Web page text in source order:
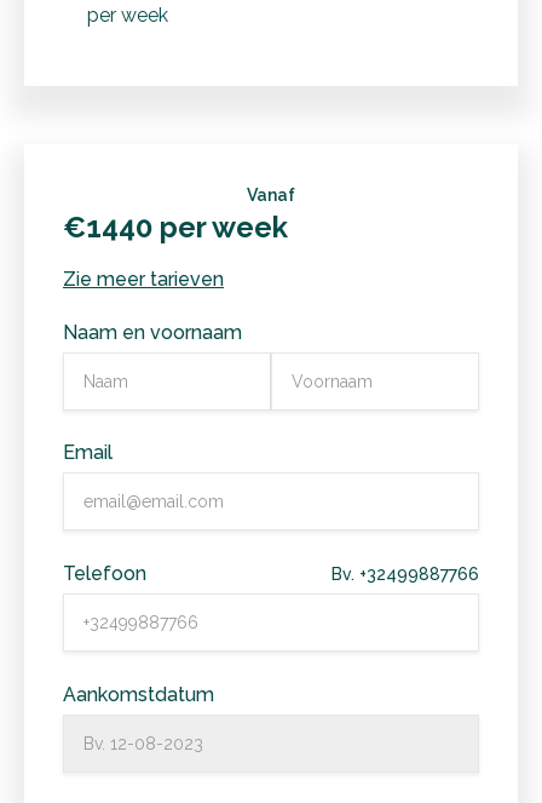
per week
Vanaf
€1440 per week
Zie meer tarieven
Naam en voornaam
Email
Telefoon Bv. +32499887766
Aankomstdatum